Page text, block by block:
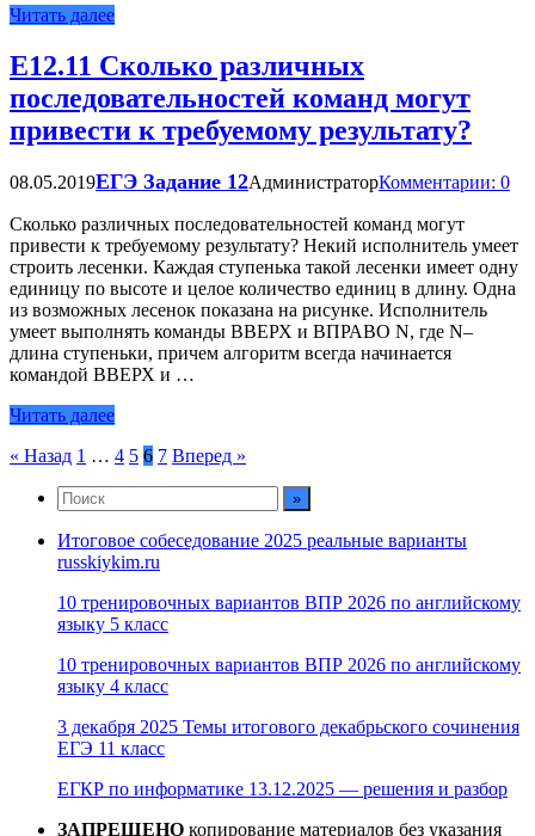
Читать далее
Е12.11 Сколько различных
последовательностей команд могут
привести к требуемому результату?
08.05.2019ЕГЭ Задание 12АдминистраторКомментарии: 0
Сколько различных последовательностей команд могут
привести к требуемому результату? Некий исполнитель умеет
строить лесенки. Каждая ступенька такой лесенки имеет одну
единицу по высоте и целое количество единиц в длину. Одна
из возможных лесенок показана на рисунке. Исполнитель
умеет выполнять команды ВВЕРХ и ВПРАВО N, где N–
длина ступеньки, причем алгоритм всегда начинается
командой ВВЕРХ и …
Читать далее
Пагинация
записей
« Назад 1 … 4 5 6 7 Вперед »
Итоговое собеседование 2025 реальные варианты
russkiykim.ru
10 тренировочных вариантов ВПР 2026 по английскому
языку 5 класс
10 тренировочных вариантов ВПР 2026 по английскому
языку 4 класс
3 декабря 2025 Темы итогового декабрьского сочинения
ЕГЭ 11 класс
ЕГКР по информатике 13.12.2025 — решения и разбор
ЗАПРЕЩЕНО копирование материалов без указания